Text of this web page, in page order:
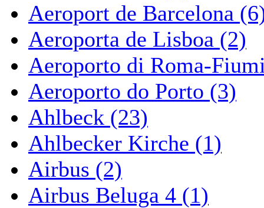
Aeroport de Barcelona
Aeroporta de Lisboa (2)
Aeroporto di Roma-
Aeroporto do Porto (3)
Ahlbeck (23)
Ahlbecker Kirche (1)
Airbus (2)
Airbus Beluga 4 (1)